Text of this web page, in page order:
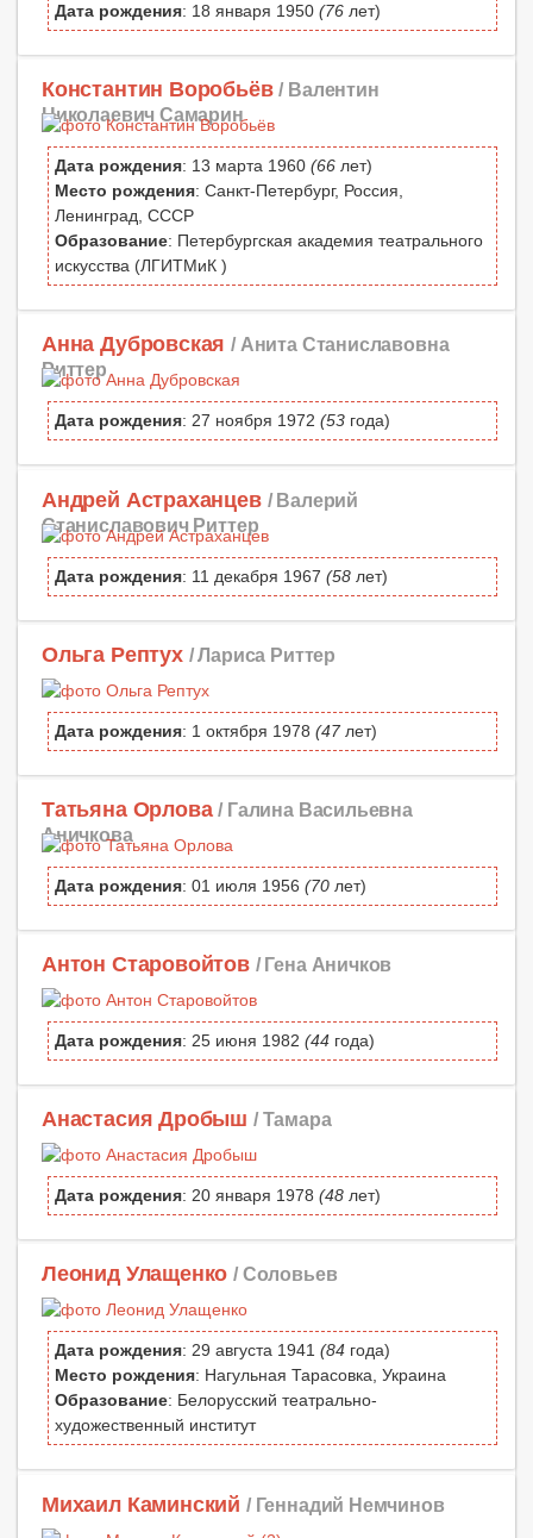
Дата рождения: 18 января 1950 (76 лет)
Константин Воробьёв / Валентин
Николаевич Самарин
Дата рождения: 13 марта 1960 (66 лет)
Место рождения: Санкт-Петербург, Россия,
Ленинград, СССР
Образование: Петербургская академия театрального
искусства (ЛГИТМиК )
Анна Дубровская / Анита Станиславовна
Риттер
Дата рождения: 27 ноября 1972 (53 года)
Андрей Астраханцев / Валерий
Станиславович Риттер
Дата рождения: 11 декабря 1967 (58 лет)
Ольга Рептух / Лариса Риттер
Дата рождения: 1 октября 1978 (47лет)
Татьяна Орлова / Галина Васильевна
Аничкова
Дата рождения: 01 июля 1956 (70 лет)
Антон Старовойтов / Гена Аничков
Дата рождения: 25 июня 1982 (44 года)
Анастасия Дробыш / Тамара
Дата рождения: 20 января 1978 (48 лет)
Леонид Улащенко / Соловьев
Дата рождения: 29 августа 1941 (84 года)
Место рождения: Нагульная Тарасовка, Украина
Образование: Белорусский театрально-
художественный институт
Михаил Каминский / Геннадий Немчинов